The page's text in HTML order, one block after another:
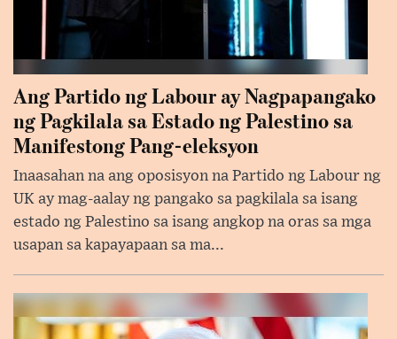
Ang Partido ng Labour ay Nagpapangako
ng Pagkilala sa Estado ng Palestino sa
Manifestong Pang-eleksyon
Inaasahan na ang oposisyon na Partido ng Labour ng
UK ay mag-aalay ng pangako sa pagkilala sa isang
estado ng Palestino sa isang angkop na oras sa mga
usapan sa kapayapaan sa ma...